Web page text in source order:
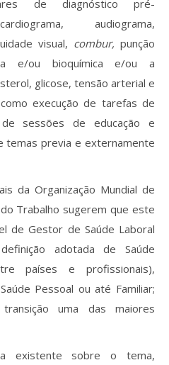
de diagnóstico pré-
audiograma,
visual, combur, punção
e/ou bioquímica e/ou a
glicose, tensão arterial e
execução de tarefas de
sessões de educação e
temas previa e externamente
da Organização Mundial de
Trabalho sugerem que este
de Gestor de Saúde Laboral
adotada de Saúde
países e profissionais),
Pessoal ou até Familiar;
uma das maiores
existente sobre o tema,